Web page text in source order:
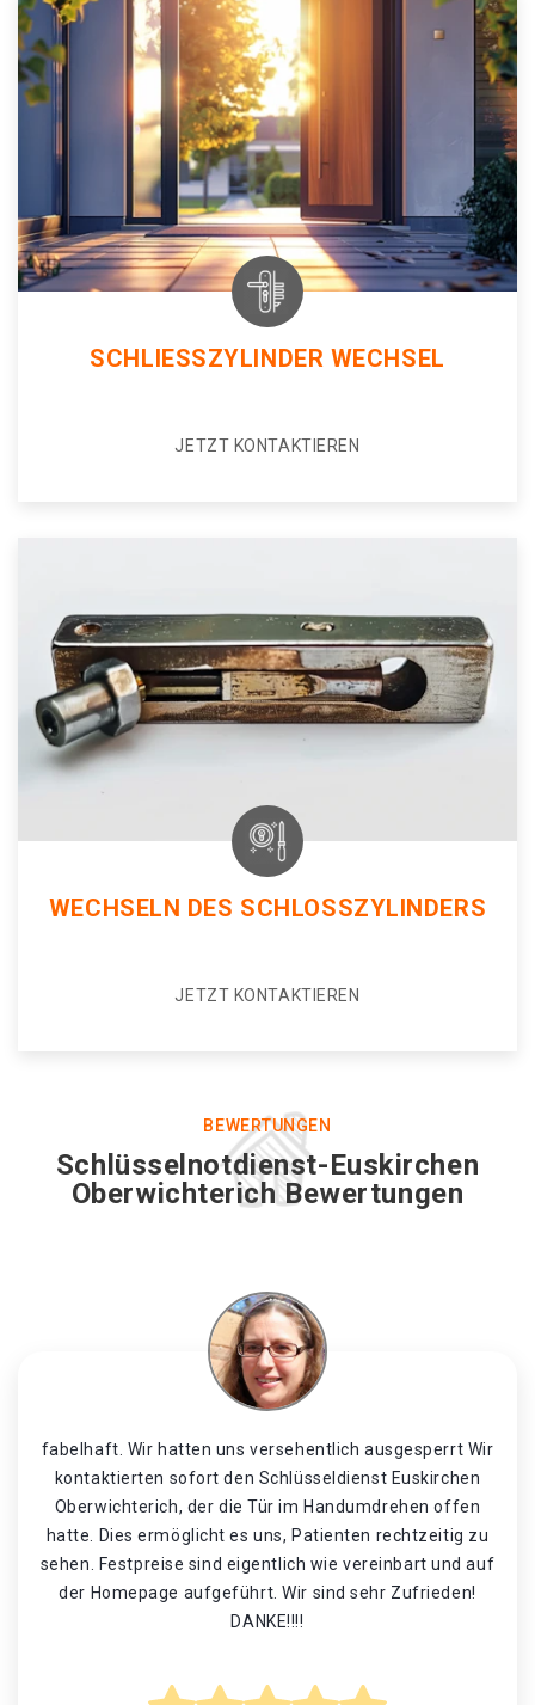
SCHLIESSZYLINDER WECHSEL
JETZT KONTAKTIEREN
WECHSELN DES SCHLOSSZYLINDERS
JETZT KONTAKTIEREN
BEWERTUNGEN
Schlüsselnotdienst-Euskirchen
Oberwichterich Bewertungen
fabelhaft. Wir hatten uns versehentlich ausgesperrt Wir
kontaktierten sofort den Schlüsseldienst Euskirchen
Oberwichterich, der die Tür im Handumdrehen offen
hatte. Dies ermöglicht es uns, Patienten rechtzeitig zu
sehen. Festpreise sind eigentlich wie vereinbart und auf
der Homepage aufgeführt. Wir sind sehr Zufrieden!
DANKE!!!!